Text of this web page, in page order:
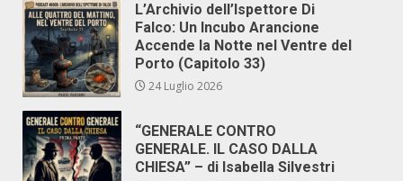
L’Archivio dell’Ispettore Di
Falco: Un Incubo Arancione
Accende la Notte nel Ventre del
Porto (Capitolo 33)
24 Luglio 2026
“GENERALE CONTRO
GENERALE. IL CASO DALLA
CHIESA” – di Isabella Silvestri